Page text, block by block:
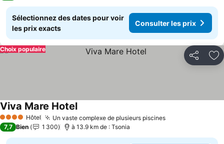
Sélectionnez des dates pour voir
les prix exacts
Consulter les prix
Partager
Choix populaire
4 Étoiles Hôtel Un vaste complexe de plusieurs piscines
Viva Mare Hotel
7,7 Bien 1 300 à 13.9 km de : Tsonia